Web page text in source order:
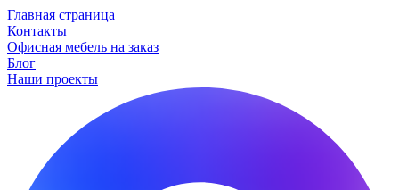
Главная страница
Контакты
Офисная мебель на заказ
Блог
Наши проекты